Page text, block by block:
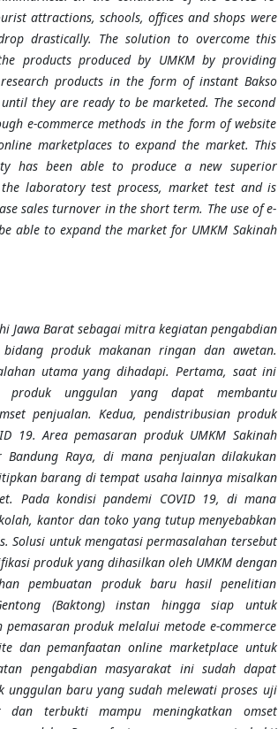
attractions, schools, offices and shops were
drastically. The solution to overcome this
products produced by UMKM by providing
products in the form of instant Bakso
they are ready to be marketed. The second
e-commerce methods in the form of website
marketplaces to expand the market. This
has been able to produce a new superior
laboratory test process, market test and is
sales turnover in the short term. The use of e-
able to expand the market for UMKM Sakinah
Jawa Barat sebagai mitra kegiatan pengabdian
produk makanan ringan dan awetan.
utama yang dihadapi. Pertama, saat ini
produk unggulan yang dapat membantu
penjualan. Kedua, pendistribusian produk
19. Area pemasaran produk UMKM Sakinah
Raya, di mana penjualan dilakukan
barang di tempat usaha lainnya misalkan
Pada kondisi pandemi COVID 19, di mana
kantor dan toko yang tutup menyebabkan
Solusi untuk mengatasi permasalahan tersebut
produk yang dihasilkan oleh UMKM dengan
pembuatan produk baru hasil penelitian
(Baktong) instan hingga siap untuk
produk melalui metode e-commerce
dan pemanfaatan online marketplace untuk
pengabdian masyarakat ini sudah dapat
unggulan baru yang sudah melewati proses uji
terbukti mampu meningkatkan omset